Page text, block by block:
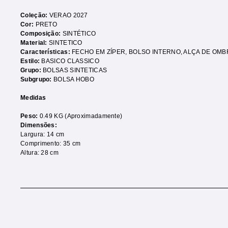
Coleção: VERAO 2027
Cor: PRETO
Composição: SINTÉTICO
Material: SINTETICO
Características: FECHO EM ZÍPER, BOLSO INTERNO,ALÇA DE
Estilo: BASICO CLASSICO
Grupo: BOLSAS SINTETICAS
Subgrupo: BOLSA HOBO
Medidas
Peso: 0.49 KG (Aproximadamente)
Dimensões:
Largura: 14 cm
Comprimento: 35 cm
Altura: 28 cm